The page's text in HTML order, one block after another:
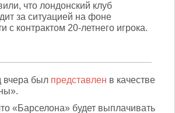
что лондонский клуб
за ситуацией на фоне
с контрактом 20-летнего игрока.
был представлен в качестве
«Барселона» будет выплачивать